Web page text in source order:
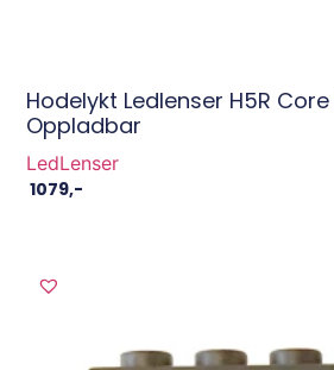
Hodelykt Ledlenser H5R
Oppladbar
LedLenser
1079,-